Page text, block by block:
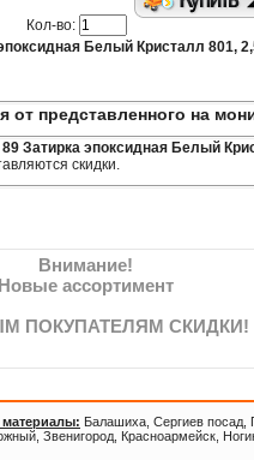
Кол-во:
Белый Кристалл 801,
представленного на
89 Затирка эпоксидная Белый
скидки.
Внимание!
Новые ассортимент
ПОКУПАТЕЛЯМ СКИДКИ!
материалы: Балашиха, Сергиев
Звенигород, Красноармейск,